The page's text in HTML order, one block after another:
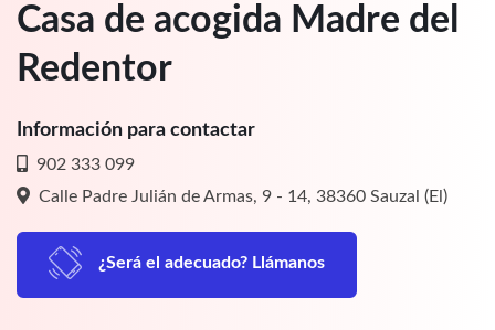
Casa de acogida Madre del
Redentor
Información para contactar
902 333 099
Calle Padre Julián de Armas, 9 - 14, 38360 Sauzal (El)
¿Será el adecuado? Llámanos